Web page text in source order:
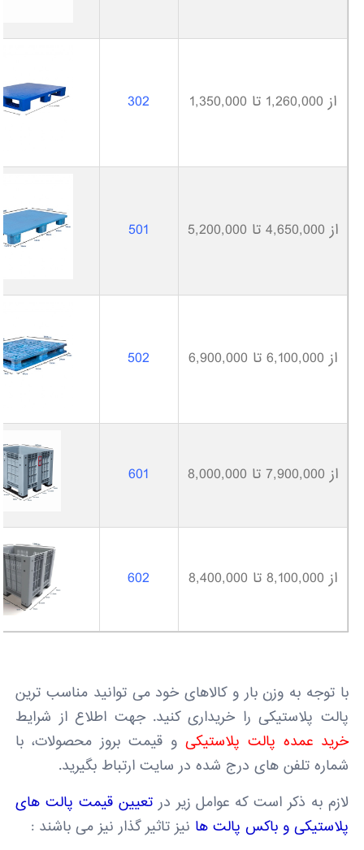
از 1,260,000 تا 1,350,000 302
از 4,650,000 تا 5,200,000 501
از 6,100,000 تا 6,900,000 502
از 7,900,000 تا 8,000,000 601
از 8,100,000 تا 8,400,000 602
با توجه به وزن بار و کالاهای خود می توانید مناسب ترین
پالت پلاستیکی را خریداری کنید. جهت اطلاع از شرایط
خرید عمده پالت پلاستیکی و قیمت بروز محصولات، با
شماره تلفن های درج شده در سایت ارتباط بگیرید.
لازم به ذکر است که عوامل زیر درتعیین قیمت پالت های
پلاستیکی و باکس پالت ها نیز تاثیر گذار نیز می باشند :